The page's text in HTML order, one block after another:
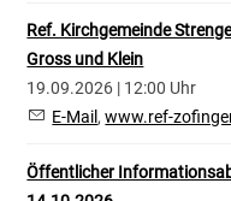
Ref. Kirchgemeinde
Gross und Klein
19.09.2026 | 12:00 Uhr
E-Mail,www.ref-
Öffentlicher